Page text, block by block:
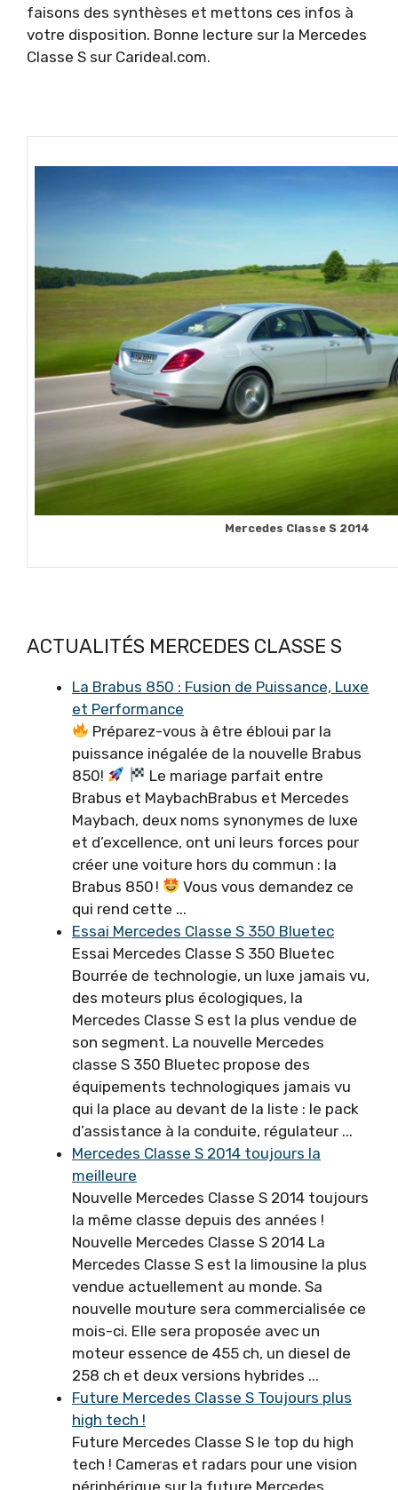
faisons des synthèses et mettons ces infos à
votre disposition. Bonne lecture sur la Mercedes
Classe S sur Carideal.com.
Mercedes Classe S 2014
ACTUALITÉS MERCEDES CLASSE S
La Brabus 850 : Fusion de Puissance, Luxe
et Performance
Préparez-vous à être ébloui par la
puissance inégalée de la nouvelle Brabus
850!
Le mariage parfait entre
Brabus et MaybachBrabus et Mercedes
Maybach, deux noms synonymes de luxe
et d’excellence, ont uni leurs forces pour
créer une voiture hors du commun : la
Brabus 850 !
Vous vous demandez ce
qui rend cette ...
Essai Mercedes Classe S 350 Bluetec
Essai Mercedes Classe S 350 Bluetec
Bourrée de technologie, un luxe jamais vu,
des moteurs plus écologiques, la
Mercedes Classe S est la plus vendue de
son segment. La nouvelle Mercedes
classe S 350 Bluetec propose des
équipements technologiques jamais vu
qui la place au devant de la liste : le pack
d’assistance à la conduite, régulateur ...
Mercedes Classe S 2014 toujours la
meilleure
Nouvelle Mercedes Classe S 2014 toujours
la même classe depuis des années !
Nouvelle Mercedes Classe S 2014 La
Mercedes Classe S est la limousine la plus
vendue actuellement au monde. Sa
nouvelle mouture sera commercialisée ce
mois-ci. Elle sera proposée avec un
moteur essence de 455 ch, un diesel de
258 ch et deux versions hybrides ...
Future Mercedes Classe S Toujours plus
high tech !
Future Mercedes Classe S le top du high
tech ! Cameras et radars pour une vision
périphérique sur la future Mercedes